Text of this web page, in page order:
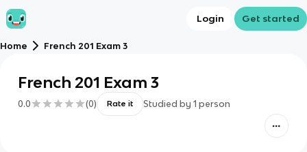
Login Get started
Home French 201 Exam 3
French 201 Exam 3
0.0 (0) Rate it Studied by 1 person